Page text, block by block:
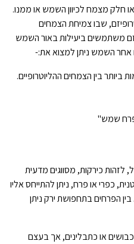
חלק מצמח לכיוון השמש או ממנו.
שבו צמיחת הצמחים
משתמשים ביעילות באור השמש
אחר השמש ניתן למצוא את:-
ביותר בין הצמחים ההליוטרופיים.
"פרח שמש"
לזהות כירקות, מסווגים מדעית
כפרי או פרח, ניתן להתייחס אליו
הפרחים בתחפושת ירק ניתן
או כתבלינים, אך בעצם